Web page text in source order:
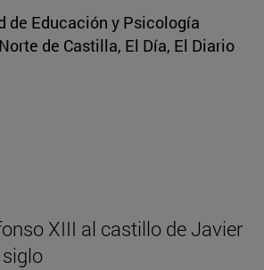
de Educación y Psicología
de Castilla, El Día, El Diario
XIII al castillo de Javier